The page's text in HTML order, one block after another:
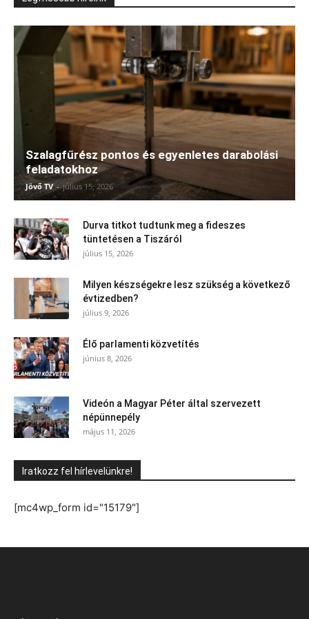
Szalagfűrész pontos és egyenletes darabolási
feladatokhoz
Jövő TV - július 15, 2026
Durva titkot tudtunk meg a fideszes
tüntetésen a Tiszáról
július 15, 2026
Milyen készségekre lesz szükség a következő
évtizedben?
július 9, 2026
Élő parlamenti közvetítés
június 8, 2026
Videón a Magyar Péter által szervezett
népünnepély
május 11, 2026
Iratkozz fel hírlevelünkre!
[mc4wp_form id="15179"]